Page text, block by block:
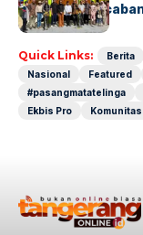
Tamiang
Quick Links: Berita
Nasional
Featured
#pasangmatatelinga
Ekbis Pro